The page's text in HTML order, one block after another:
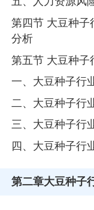
第四节 大豆种子
分析
第五节 大豆种子
一、大豆种子行
二、大豆种子行
三、大豆种子行
四、大豆种子行
第二章大豆种子